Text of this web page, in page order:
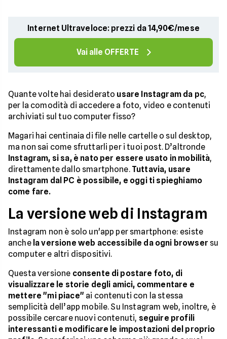
Internet Ultraveloce: prezzi da 14,90€/mese
Vai alle OFFERTE
Quante volte hai desiderato usare Instagram da pc,
per la comodità di accedere a foto, video e contenuti
archiviati sul tuo computer fisso?
Magari hai centinaia di file nelle cartelle o sul desktop,
ma non sai come sfruttarli per i tuoi post. D’altronde
Instagram, si sa, è nato per essere usato in mobilità,
direttamente dallo smartphone. Tuttavia, usare
Instagram dal PC è possibile, e oggi ti spieghiamo
come fare.
La versione web di Instagram
Instagram non è solo un'app per smartphone: esiste
anche la versione web accessibile da ogni browser su
computer e altri dispositivi.
Questa versione consente di postare foto, di
visualizzare le storie degli amici, commentare e
mettere "mi piace" ai contenuti con la stessa
semplicità dell’app mobile. Su Instagram web, inoltre, è
possibile cercare nuovi contenuti, seguire profili
interessanti e modificare le impostazioni del proprio